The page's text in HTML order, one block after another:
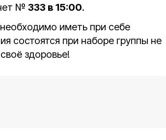
№ 333 в 15:00.
иметь при себе
состоятся при наборе группы не
здоровье!